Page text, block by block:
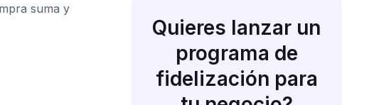
suma y
Quieres lanzar un
programa de
fidelización para